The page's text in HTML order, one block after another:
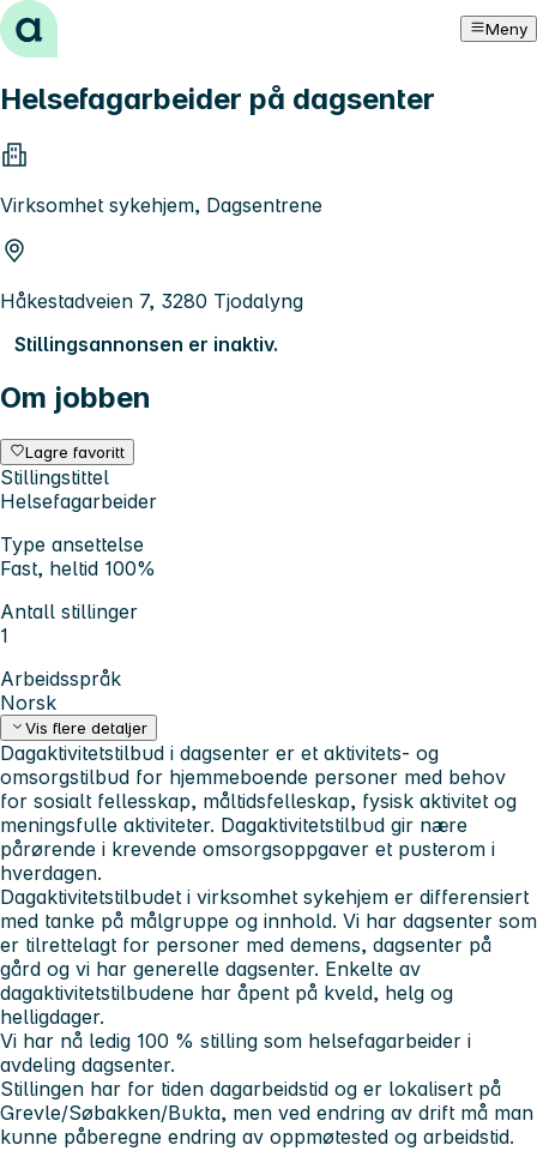
Hopp til innhold Meny
Helsefagarbeider på dagsenter
Virksomhet sykehjem, Dagsentrene
Håkestadveien 7, 3280 Tjodalyng
Stillingsannonsen er inaktiv.
Om jobben
Lagre favoritt
Stillingstittel
Helsefagarbeider
Type ansettelse
Fast, heltid 100%
Antall stillinger
1
Arbeidsspråk
Norsk
Vis flere detaljer
Dagaktivitetstilbud i dagsenter er et aktivitets- og
omsorgstilbud for hjemmeboende personer med behov
for sosialt fellesskap, måltidsfelleskap, fysisk aktivitet og
meningsfulle aktiviteter. Dagaktivitetstilbud gir nære
pårørende i krevende omsorgsoppgaver et pusterom i
hverdagen.
Dagaktivitetstilbudet i virksomhet sykehjem er differensiert
med tanke på målgruppe og innhold. Vi har dagsenter som
er tilrettelagt for personer med demens, dagsenter på
gård og vi har generelle dagsenter. Enkelte av
dagaktivitetstilbudene har åpent på kveld, helg og
helligdager.
Vi har nå ledig 100 % stilling som helsefagarbeider i
avdeling dagsenter.
Stillingen har for tiden dagarbeidstid og er lokalisert på
Grevle/Søbakken/Bukta, men ved endring av drift må man
kunne påberegne endring av oppmøtested og arbeidstid.